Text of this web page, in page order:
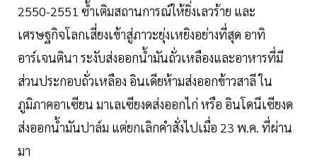
2550-2551 ซ้ำเติมสถานการณ์ให้ยิ่งเลวร้าย และ
เศรษฐกิจโลกเสี่ยงเข้าสู่ภาวะยุ่งเหยิงอย่างที่สุด อาทิ
อาร์เจนตินา ระงับส่งออกน้ำมันถั่วเหลืองและอาหารที่มี
ส่วนประกอบถั่วเหลือง อินเดียห้ามส่งออกข้าวสาลี ใน
ภูมิภาคอาเซียน มาเลเซียงดส่งออกไก่ หรือ อินโดนีเซียงด
ส่งออกน้ำมันปาล์ม แต่ยกเลิกคำสั่งไปเมื่อ 23 พ.ค. ที่ผ่าน
มา